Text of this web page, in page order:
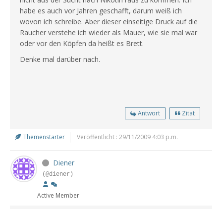
habe es auch vor Jahren geschafft, darum weiß ich
wovon ich schreibe. Aber dieser einseitige Druck auf die
Raucher verstehe ich wieder als Mauer, wie sie mal war
oder vor den Köpfen da heißt es Brett.
Denke mal darüber nach.
Antwort Zitat
Themenstarter Veröffentlicht : 29/11/2009 4:03 p.m.
Diener
(@diener)
Active Member